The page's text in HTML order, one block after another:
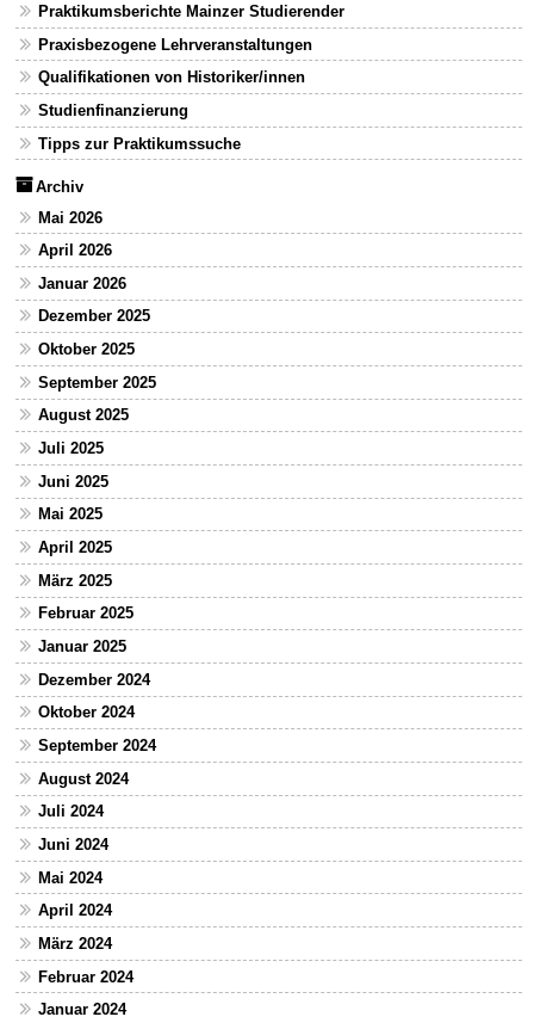
Praktikumsberichte Mainzer Studierender
Praxisbezogene Lehrveranstaltungen
Qualifikationen von Historiker/innen
Studienfinanzierung
Tipps zur Praktikumssuche
Archiv
Mai 2026
April 2026
Januar 2026
Dezember 2025
Oktober 2025
September 2025
August 2025
Juli 2025
Juni 2025
Mai 2025
April 2025
März 2025
Februar 2025
Januar 2025
Dezember 2024
Oktober 2024
September 2024
August 2024
Juli 2024
Juni 2024
Mai 2024
April 2024
März 2024
Februar 2024
Januar 2024